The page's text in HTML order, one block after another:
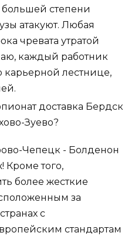
большей степени
атакуют. Любая
чревата утратой
каждый работник
карьерной лестнице,
доставка Бердск
Зуево?
Чепецк - Болденон
Кроме того,
более жесткие
за
с
стандартам